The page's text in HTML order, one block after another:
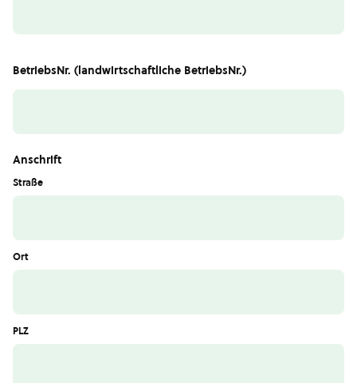
BetriebsNr. (landwirtschaftliche BetriebsNr.)
Anschrift
Straße
Ort
PLZ